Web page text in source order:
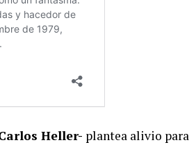
Heller- plantea alivio para